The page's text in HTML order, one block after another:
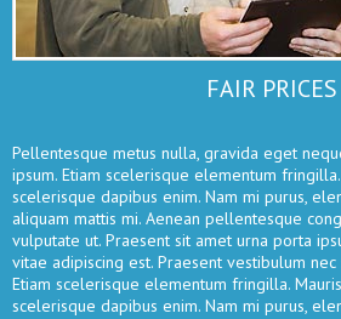
FAIR PRICES
Pellentesque metus nulla, gravida eget
ipsum. Etiam scelerisque elementum
scelerisque dapibus enim. Nam mi purus,
aliquam mattis mi. Aenean pellentesque
vulputate ut. Praesent sit amet urna porta
vitae adipiscing est. Praesent vestibulum
Etiam scelerisque elementum fringilla.
scelerisque dapibus enim. Nam mi purus,